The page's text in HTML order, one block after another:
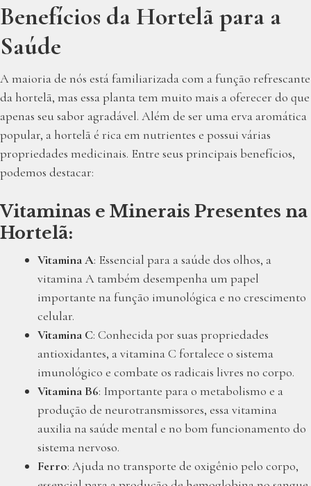
Benefícios da Hortelã para a
Saúde
A maioria de nós está familiarizada com a função refrescante
da hortelã, mas essa planta tem muito mais a oferecer do que
apenas seu sabor agradável. Além de ser uma erva aromática
popular, a hortelã é rica em nutrientes e possui várias
propriedades medicinais. Entre seus principais benefícios,
podemos destacar:
Vitaminas e Minerais Presentes na
Hortelã:
Vitamina A: Essencial para a saúde dos olhos, a
vitamina A também desempenha um papel
importante na função imunológica e no crescimento
celular.
Vitamina C: Conhecida por suas propriedades
antioxidantes, a vitamina C fortalece o sistema
imunológico e combate os radicais livres no corpo.
Vitamina B6: Importante para o metabolismo e a
produção de neurotransmissores, essa vitamina
auxilia na saúde mental e no bom funcionamento do
sistema nervoso.
Ferro: Ajuda no transporte de oxigênio pelo corpo,